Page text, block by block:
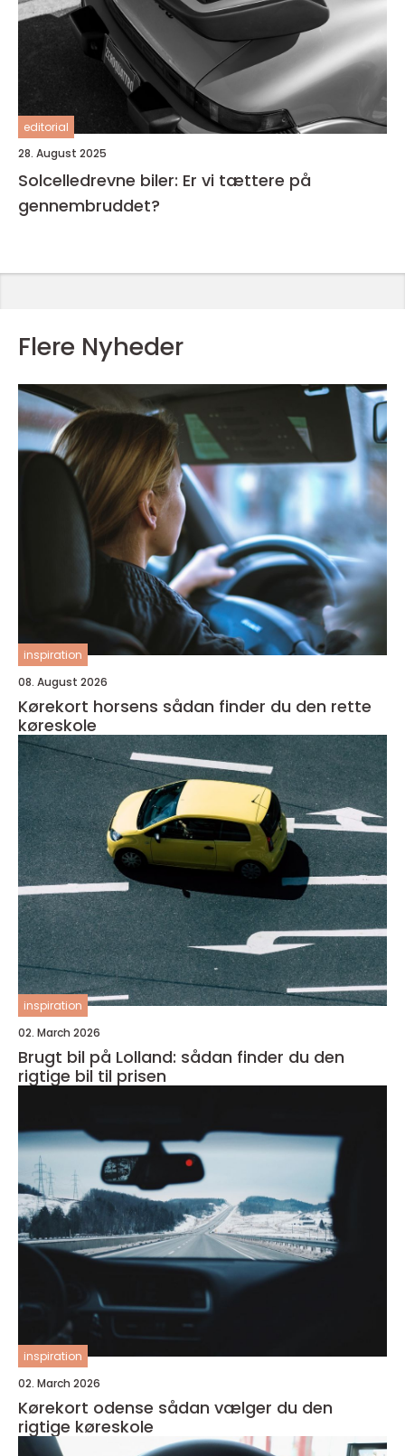
editorial
28. August 2025
Solcelledrevne biler: Er vi tættere på
gennembruddet?
Flere Nyheder
inspiration
08. August 2026
Kørekort horsens sådan finder du den rette
køreskole
inspiration
02. March 2026
Brugt bil på Lolland: sådan finder du den
rigtige bil til prisen
inspiration
02. March 2026
Kørekort odense sådan vælger du den
rigtige køreskole